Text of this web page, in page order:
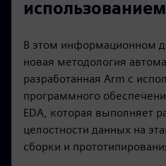
В этом информационном
новая методология
разработанная Arm с
программного
EDA, которая выполняет
целостности данных на
сборки и